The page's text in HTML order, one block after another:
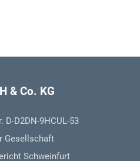
& Co. KG
D-D2DN-9HCUL-53
Gesellschaft
Schweinfurt